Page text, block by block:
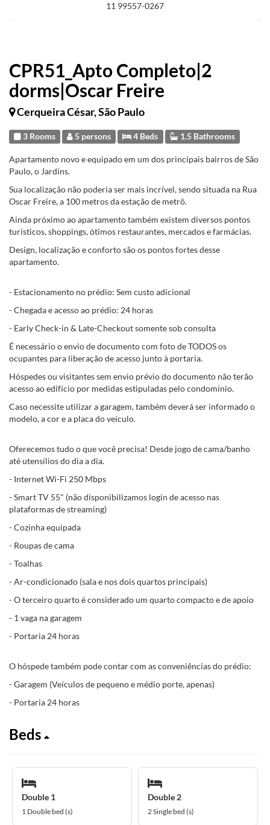
CPR51_Apto Completo|2
dorms|Oscar Freire
Cerqueira César, São Paulo
3 Rooms 5 persons 4 Beds 1.5 Bathrooms
Apartamento novo e equipado em um dos principais bairros de São
Paulo, o Jardins.
Sua localização não poderia ser mais incrível, sendo situada na Rua
Oscar Freire, a 100 metros da estação de metrô.
Ainda próximo ao apartamento também existem diversos pontos
turísticos, shoppings, ótimos restaurantes, mercados e farmácias.
Design, localização e conforto são os pontos fortes desse
apartamento.
- Estacionamento no prédio: Sem custo adicional
- Chegada e acesso ao prédio: 24 horas
- Early Check-in & Late-Checkout somente sob consulta
É necessário o envio de documento com foto de TODOS os
ocupantes para liberação de acesso junto à portaria.
Hóspedes ou visitantes sem envio prévio do documento não terão
acesso ao edifício por medidas estipuladas pelo condomínio.
Caso necessite utilizar a garagem, também deverá ser informado o
modelo, a cor e a placa do veículo.
Oferecemos tudo o que você precisa! Desde jogo de cama/banho
até utensílios do dia a dia.
- Internet Wi-Fi 250 Mbps
- Smart TV 55" (não disponibilizamos login de acesso nas
plataformas de streaming)
- Cozinha equipada
- Roupas de cama
- Toalhas
- Ar-condicionado (sala e nos dois quartos principais)
- O terceiro quarto é considerado um quarto compacto e de apoio
- 1 vaga na garagem
- Portaria 24 horas
O hóspede também pode contar com as conveniências do prédio:
- Garagem (Veículos de pequeno e médio porte, apenas)
- Portaria 24 horas
Beds
Double 1
1 Double bed (s)
Double 2
2 Single bed (s)
11 99557-0267